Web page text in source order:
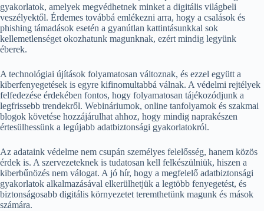
gyakorlatok, amelyek megvédhetnek minket a digitális világbeli
veszélyektől. Érdemes továbbá emlékezni arra, hogy a csalások és
phishing támadások esetén a gyanútlan kattintásunkkal sok
kellemetlenséget okozhatunk magunknak, ezért mindig legyünk
éberek.
A technológiai újítások folyamatosan változnak, és ezzel együtt a
kiberfenyegetések is egyre kifinomultabbá válnak. A védelmi rejtélyek
felfedezése érdekében fontos, hogy folyamatosan tájékozódjunk a
legfrissebb trendekről. Webináriumok, online tanfolyamok és szakmai
blogok követése hozzájárulhat ahhoz, hogy mindig naprakészen
értesülhessünk a legújabb adatbiztonsági gyakorlatokról.
Az adataink védelme nem csupán személyes felelősség, hanem közös
érdek is. A szervezeteknek is tudatosan kell felkészülniük, hiszen a
kiberbűnözés nem válogat. A jó hír, hogy a megfelelő adatbiztonsági
gyakorlatok alkalmazásával elkerülhetjük a legtöbb fenyegetést, és
biztonságosabb digitális környezetet teremthetünk magunk és mások
számára.